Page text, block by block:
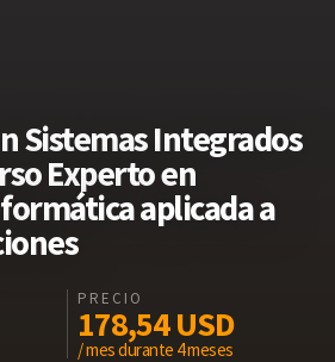
Sistemas Integrados
Experto en
aplicada a
PRECIO
178,54USD
/ mes durante 4 meses